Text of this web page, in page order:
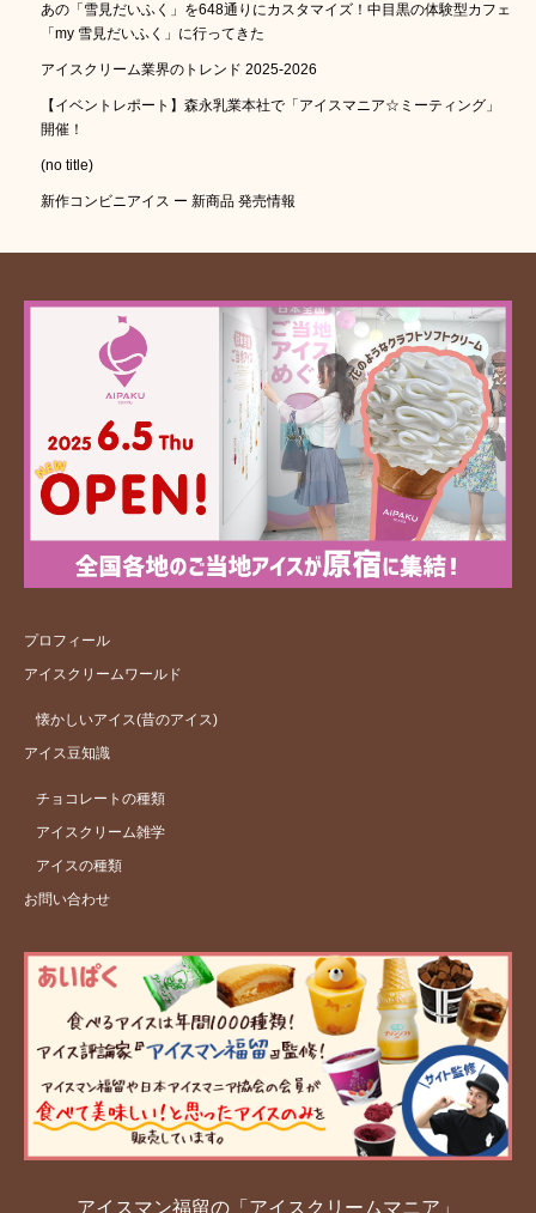
あの「雪見だいふく」を648通りにカスタマイズ！中目黒の体験型カフェ
「my 雪見だいふく」に行ってきた
アイスクリーム業界のトレンド 2025-2026
【イベントレポート】森永乳業本社で「アイスマニア☆ミーティング」
開催！
(no title)
新作コンビニアイス ー 新商品 発売情報
プロフィール
アイスクリームワールド
懐かしいアイス(昔のアイス)
アイス豆知識
チョコレートの種類
アイスクリーム雑学
アイスの種類
お問い合わせ
アイスマン福留の「アイスクリームマニア」